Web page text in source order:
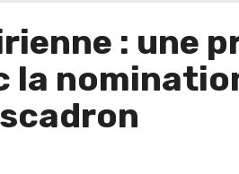
: une